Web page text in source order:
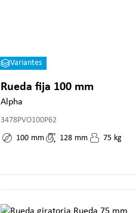
Variantes
Rueda fija 100 mm
Alpha
3478PVO100P62
100 mm 128 mm 75 kg